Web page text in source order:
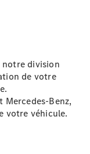
division
de votre
Mercedes-Benz,
votre véhicule.